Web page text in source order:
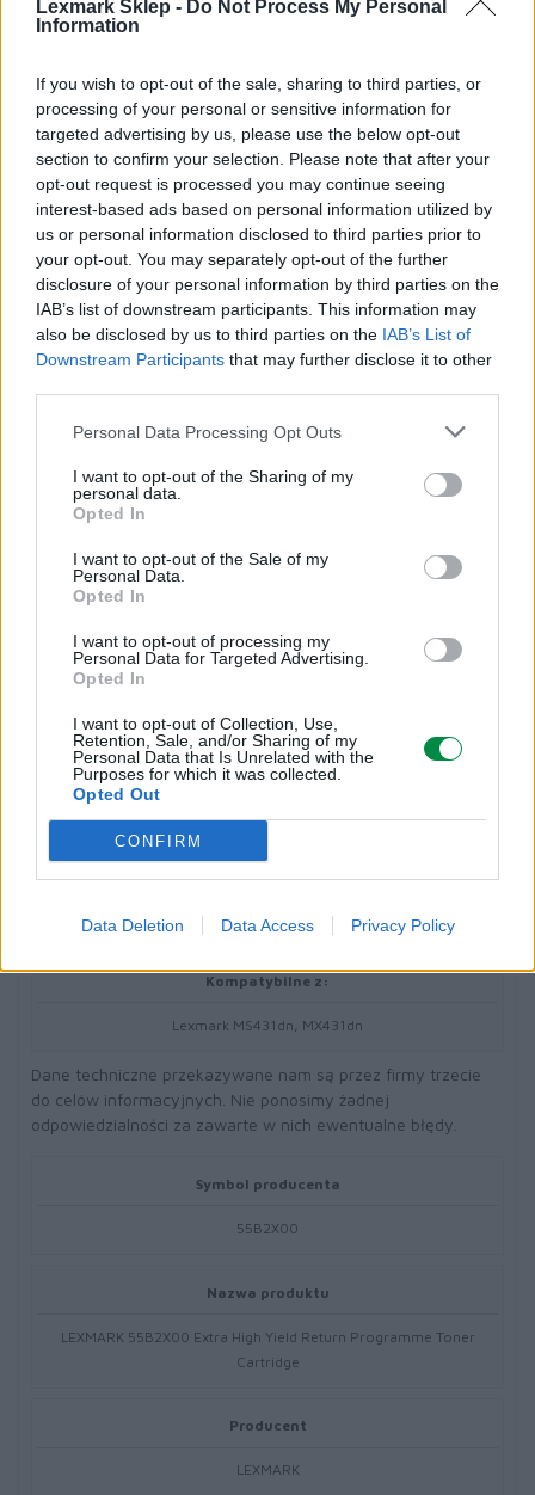
Lexmark Sklep - Do Not Process My Personal
Information
If you wish to opt-out of the sale, sharing to third parties, or
processing of your personal or sensitive information for
targeted advertising by us, please use the below opt-out
section to confirm your selection. Please note that after your
opt-out request is processed you may continue seeing
interest-based ads based on personal information utilized by
us or personal information disclosed to third parties prior to
your opt-out. You may separately opt-out of the further
disclosure of your personal information by third parties on the
IAB’s list of downstream participants. This information may
also be disclosed by us to third parties on the IAB’s List of
Downstream Participants that may further disclose it to other
Personal Data Processing Opt Outs
I want to opt-out of the Sharing of my
personal data.
Opted In
I want to opt-out of the Sale of my
Personal Data.
Opted In
I want to opt-out of processing my
Personal Data for Targeted Advertising.
Opted In
I want to opt-out of Collection, Use,
Retention, Sale, and/or Sharing of my
Personal Data that Is Unrelated with the
Purposes for which it was collected.
Opted Out
CONFIRM
Data Deletion Data Access Privacy Policy
Laserowa
Kolor:
Czarny
Ilość w komplecie:
1 szt.
Wydajność kasety tonera:
Ekstra Wysoka Wydajność
Własności kasety tonera:
Do 20000 stron ISO/IEC 19752
Różne
Typ ceny:
Lexmark Cartridge Collection Program, Lexmark Return Program
Informacja o kompatybilnosci
Kompatybilne z:
Lexmark MS431dn, MX431dn
Dane techniczne przekazywane nam są przez firmy trzecie
do celów informacyjnych. Nie ponosimy żadnej
odpowiedzialności za zawarte w nich ewentualne błędy.
Symbol producenta
55B2X00
Nazwa produktu
LEXMARK 55B2X00 Extra High Yield Return Programme Toner
Cartridge
Producent
LEXMARK